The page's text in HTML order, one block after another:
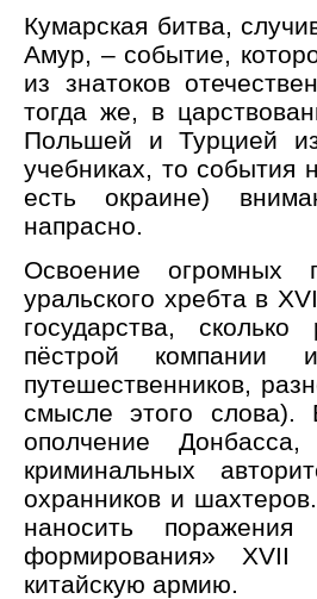
Кумарская битва,
Амур, – событие,
из знатоков
тогда же, в
Польшей и Турцией
учебниках, то события
есть окраине)
напрасно.
Освоение огромных
уральского хребта в
государства,
пёстрой компании
путешественников,
смысле этого
ополчение
криминальных
охранников и
наносить поражения
формирования» XVII
китайскую армию.